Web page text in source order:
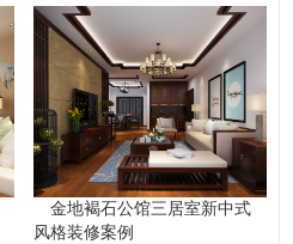
金地褐石公馆三居室新中式
风格装修案例